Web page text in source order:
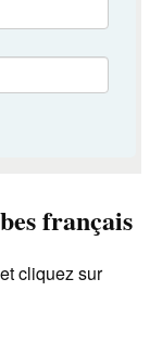
français
cliquez sur